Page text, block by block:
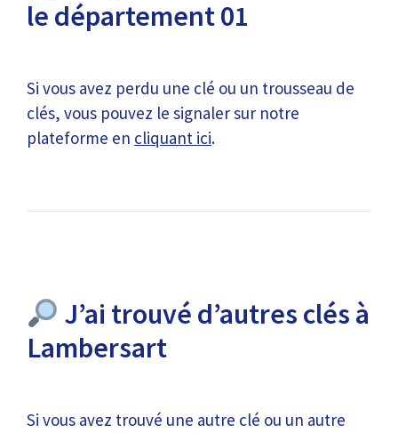
le département 01
Si vous avez perdu une clé ou un trousseau de
clés, vous pouvez le signaler sur notre
plateforme en cliquant ici.
J’ai trouvé d’autres clés à
Lambersart
Si vous avez trouvé une autre clé ou un autre